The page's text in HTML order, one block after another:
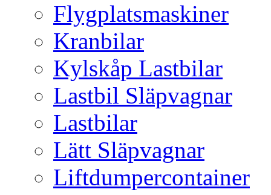
Flygplatsmaskiner
Kranbilar
Kylskåp Lastbilar
Lastbil Släpvagnar
Lastbilar
Lätt Släpvagnar
Liftdumpercontainer